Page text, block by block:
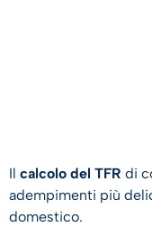
Il calcolo del TFR di
adempimenti più
domestico.